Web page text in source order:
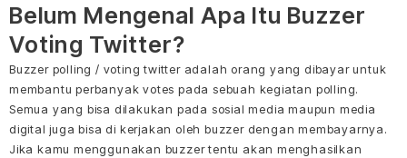
Belum Mengenal Apa Itu Buzzer
Voting Twitter?
Buzzer polling / voting twitter adalah orang yang dibayar untuk
membantu perbanyak votes pada sebuah kegiatan polling.
Semua yang bisa dilakukan pada sosial media maupun media
digital juga bisa di kerjakan oleh buzzer dengan membayarnya.
Jika kamu menggunakan buzzer tentu akan menghasilkan